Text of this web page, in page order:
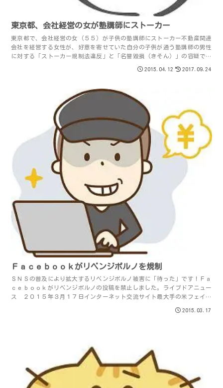
東京都、会社経営の女が塾講師にストーカー
東京都で、会社経営の女（５５）が子供の塾講師にストーカー不動産関連
会社を経営する女性が、好意を寄せていた自分の子供が通う塾講師の男性
に対する「ストーカー規制法違反」と「名誉毀損（きそん）」の容疑で逮
2015.04.12 2017.09.24
Ｆａｃｅｂｏｏｋがリベンジポルノを規制
ＳＮＳの普及により拡大するリベンジポルノ被害に「待った」です！Ｆａ
ｃｅｂｏｏｋがリベンジポルノの投稿を禁止しました。ライブドアニュー
ス ２０１５年３月１７日インターネット交流サイト最大手の米フェイス
2015.03.17